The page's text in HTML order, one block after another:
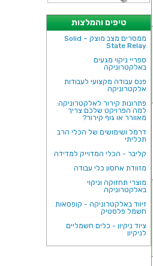
טיפים והמלצות
ממסרים מצב מוצק – Solid
State Relay
ספריי ניקוי מגעים
באלקטרוניקה
פנס עבודה מקצועי לעבודות
אלקטרוניקה
פתרונות קירור לאלקטרוניקה:
למה הפרויקט שלכם צריך
מאוורר או גוף קירור?
דרמל ושימושים של הכלי הרב
תכליתי
קליבר - הכלי המדוייק למדידה
מזוודת אחסון כלי עבודה
מוצרי תחזוקה וניקוי
באלקטרוניקה
זיווד באלקטרוניקה - קופסאות
חשמל פלסטיק
ציוד ניקיון - כלים חשמליים
לניקיון